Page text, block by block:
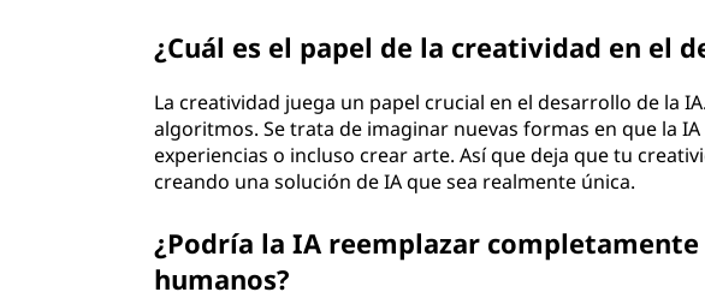
¿Cuál es el papel de la creatividad en el
La creatividad juega un papel crucial en el desarrollo de la
algoritmos. Se trata de imaginar nuevas formas en que la
experiencias o incluso crear arte. Así que deja que tu
creando una solución de IA que sea realmente única.
¿Podría la IA reemplazar
humanos?